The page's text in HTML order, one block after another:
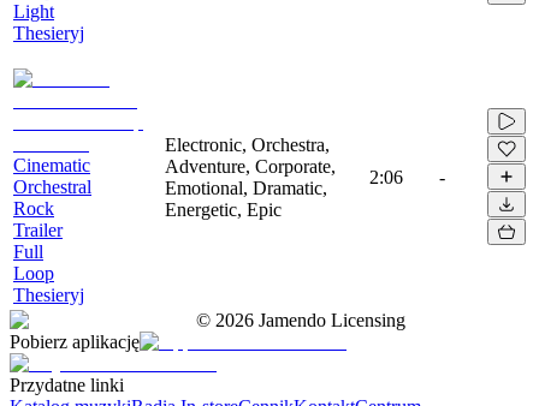
Light
Thesieryj
Cinematic
Orchestral
Rock
Trailer
Full
Loop
Thesieryj
Electronic, Orchestra,
Adventure, Corporate,
Emotional, Dramatic,
Energetic, Epic
2:06 -
© 2026 Jamendo Licensing
Pobierz aplikację
Przydatne linki